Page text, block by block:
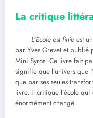
La critique
L’Ecole est finie est
par Yves Grevet et publié
Mini Syros. Ce livre fait
signifie que l’univers que
que par ses seules
livre, il critique l’école qui
énormément changé.